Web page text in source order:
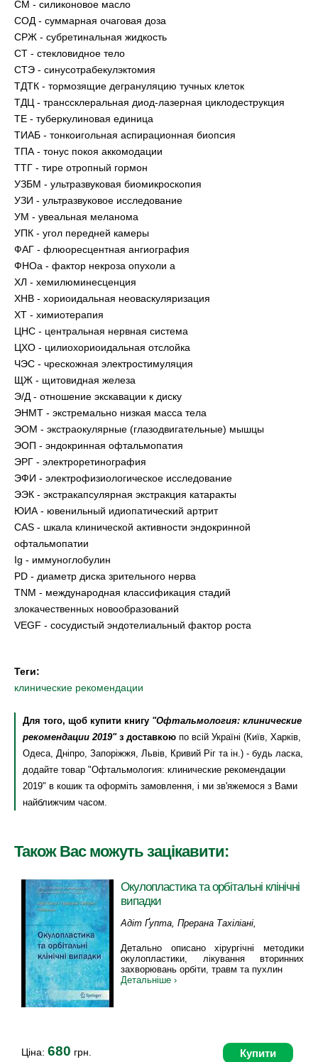
СМ - силиконовое масло
СОД - суммарная очаговая доза
СРЖ - субретинальная жидкость
СТ - стекловидное тело
СТЭ - синусотрабекулэктомия
ТДТК - тормозящие дегрануляцию тучных клеток
ТДЦ - транссклеральная диод-лазерная циклодеструкция
ТЕ - туберкулиновая единица
ТИАБ - тонкоигольная аспирационная биопсия
ТПА - тонус покоя аккомодации
ТТГ - тире отропный гормон
УЗБМ - ультразвуковая биомикроскопия
УЗИ - ультразвуковое исследование
УМ - увеальная меланома
УПК - угол передней камеры
ФАГ - флюоресцентная ангиография
ФНОа - фактор некроза опухоли а
ХЛ - хемилюминесценция
ХНВ - хориоидальная неоваскуляризация
ХТ - химиотерапия
ЦНС - центральная нервная система
ЦХО - цилиохориоидальная отслойка
ЧЭС - чрескожная электростимуляция
ЩЖ - щитовидная железа
Э/Д - отношение экскавации к диску
ЭНМТ - экстремально низкая масса тела
ЭОМ - экстраокулярные (глазодвигательные) мышцы
ЭОП - эндокринная офтальмопатия
ЭРГ - электроретинография
ЭФИ - электрофизиологическое исследование
ЭЭК - экстракапсулярная экстракция катаракты
ЮИА - ювенильный идиопатический артрит
CAS - шкала клинической активности эндокринной
офтальмопатии
Ig - иммуноглобулин
PD - диаметр диска зрительного нерва
TNM - международная классификация стадий
злокачественных новообразований
VEGF - сосудистый эндотелиальный фактор роста
Теги:
клинические рекомендации
Для того, щоб купити книгу "Офтальмология: клинические
рекомендации 2019"з доставкою по всій Україні (Київ, Харків,
Одеса, Дніпро, Запоріжжя, Львів, Кривий Ріг та ін.) - будь ласка,
додайте товар "Офтальмология: клинические рекомендации
2019" в кошик та оформіть замовлення, і ми зв'яжемося з Вами
найближчим часом.
Також Вас можуть зацікавити:
Окулопластика та орбітальні клінічні
випадки
Адіт Ґупта, Прерана Тахіліані,
Детально описано хірургічні методики
окулопластики, лікування вторинних
захворювань орбіти, травм та пухлин
Детальніше ›
Купити
Ціна: 680 грн.